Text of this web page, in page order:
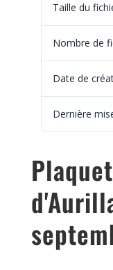
Taille du
Nombre de
Date de
Dernière